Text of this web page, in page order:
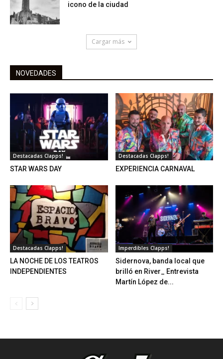
icono de la ciudad
Cargar más
NOVEDADES
Destacadas Clapps!
STAR WARS DAY
Destacadas Clapps!
EXPERIENCIA CARNAVAL
Destacadas Clapps!
LA NOCHE DE LOS TEATROS
INDEPENDIENTES
Imperdibles Clapps!
Sidernova, banda local que
brilló en River_ Entrevista
Martín López de...